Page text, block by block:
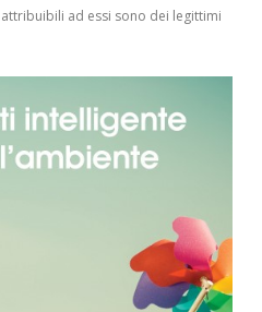
ad essi sono dei legittimi